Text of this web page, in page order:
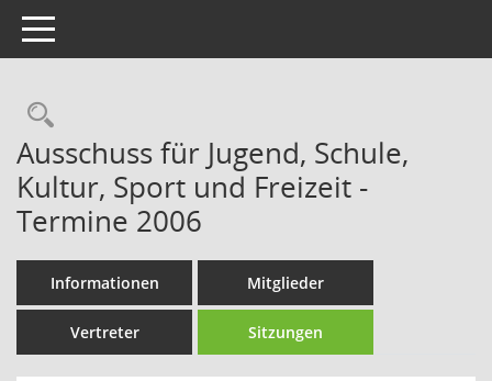
Toggle navigation
Rechercheauswahl
Ausschuss für Jugend, Schule,
Kultur, Sport und Freizeit -
Termine 2006
Informationen Mitglieder
Vertreter Sitzungen